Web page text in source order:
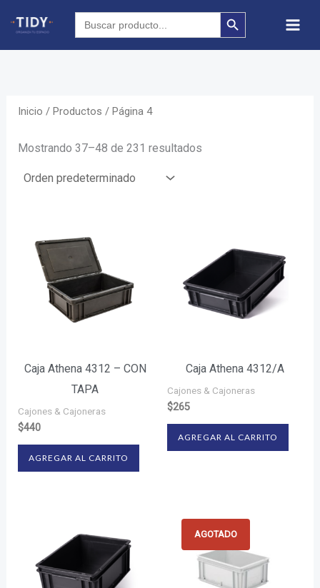
contenido
Search
for:
SEARCH BUTTON
Inicio / Productos / Página 4
Mostrando 37–48 de 231 resultados
Caja Athena 4312 – CON
TAPA
Cajones & Cajoneras
$440
AGREGAR AL CARRITO
Caja Athena 4312/A
Cajones & Cajoneras
$265
AGREGAR AL CARRITO
AGOTADO